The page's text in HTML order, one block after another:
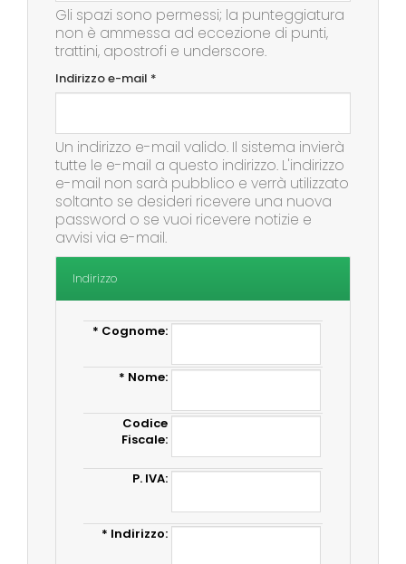
Gli spazi sono permessi; la punteggiatura
non è ammessa ad eccezione di punti,
trattini, apostrofi e underscore.
Indirizzo e-mail *
Un indirizzo e-mail valido. Il sistema invierà
tutte le e-mail a questo indirizzo. L'indirizzo
e-mail non sarà pubblico e verrà utilizzato
soltanto se desideri ricevere una nuova
password o se vuoi ricevere notizie e
avvisi via e-mail.
Indirizzo
* Cognome:
* Nome:
Codice
Fiscale:
P. IVA:
* Indirizzo: